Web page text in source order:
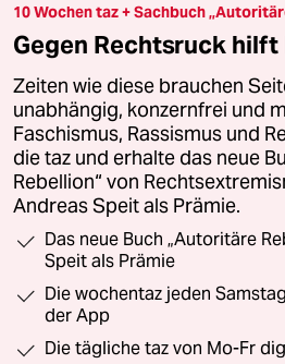
10 Wochen taz + Sachbuch
Gegen Rechtsruck
Zeiten wie diese brauchen
unabhängig, konzernfrei und
Faschismus, Rassismus und
die taz und erhalte das neue
Rebellion“ von
Andreas Speit als Prämie.
Das neue Buch „Autoritäre
Speit als Prämie
Die wochentaz jeden
der App
Die tägliche taz von Mo-Fr